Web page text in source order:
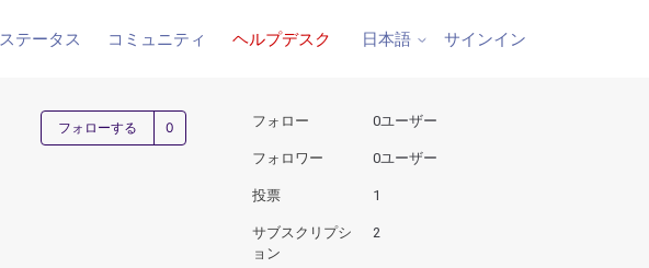
ステータス コミュニティ ヘルプデスク 日本語 サインイン
フォローする 0人がフォロー中
フォロー 0ユーザー
フォロワー 0ユーザー
投票 1
サブスクリプシ
ョン
2